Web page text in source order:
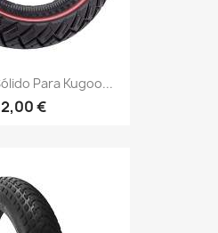
Para Kugoo...
€